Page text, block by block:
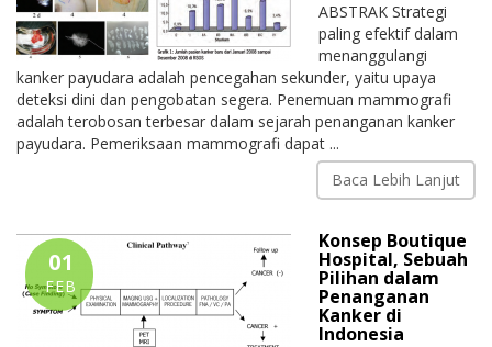
ABSTRAK Strategi
paling efektif dalam
menanggulangi
kanker payudara adalah pencegahan sekunder, yaitu upaya
deteksi dini dan pengobatan segera. Penemuan mammografi
adalah terobosan terbesar dalam sejarah penanganan kanker
payudara. Pemeriksaan mammografi dapat ...
Baca Lebih Lanjut
01
FEB
Konsep Boutique
Hospital, Sebuah
Pilihan dalam
Penanganan
Kanker di
Indonesia